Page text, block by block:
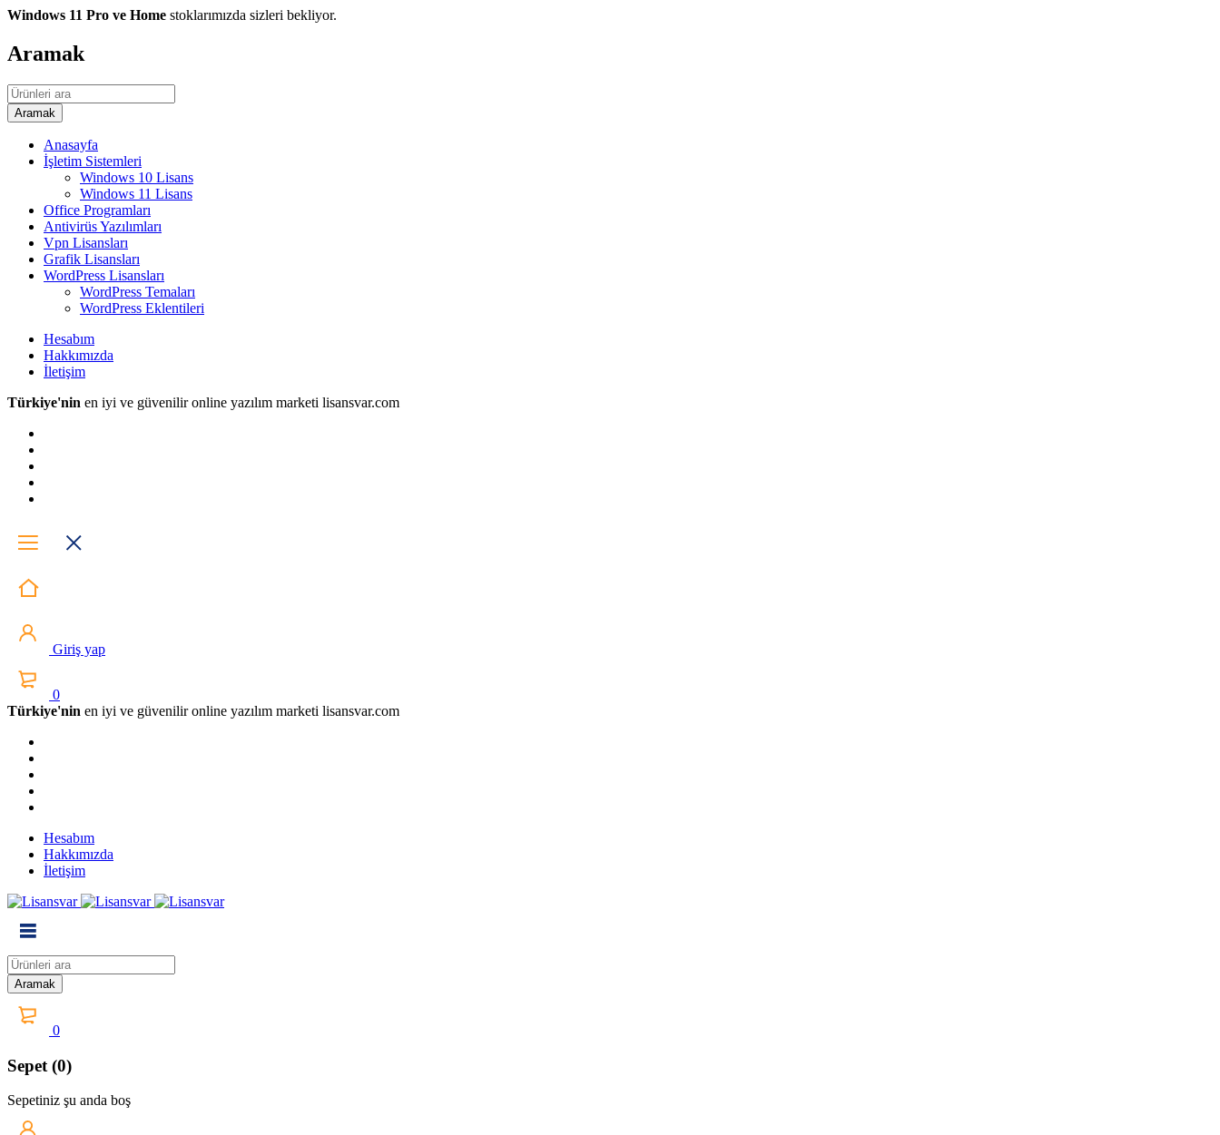
Windows 11 Pro ve Home stoklarımızda sizleri bekliyor.
Aramak
Anasayfa
İşletim Sistemleri
Windows 10 Lisans
Windows 11 Lisans
Office Programları
Antivirüs Yazılımları
Vpn Lisansları
Grafik Lisansları
WordPress Lisansları
WordPress Temaları
WordPress Eklentileri
Hesabım
Hakkımızda
İletişim
Türkiye'nin en iyi ve güvenilir online yazılım marketi lisansvar.com
Giriş yap
0
Türkiye'nin en iyi ve güvenilir online yazılım marketi lisansvar.com
Hesabım
Hakkımızda
İletişim
0
Sepet (0)
Sepetiniz şu anda boş